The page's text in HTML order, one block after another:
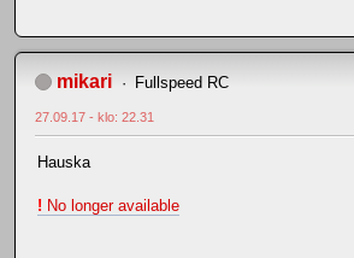
mikari Fullspeed RC
27.09.17 - klo: 22.31
Hauska
! No longer available